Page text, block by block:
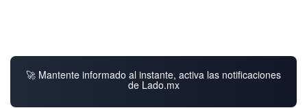
🚀 Mantente informado al instante, activa las notificaciones
de Lado.mx